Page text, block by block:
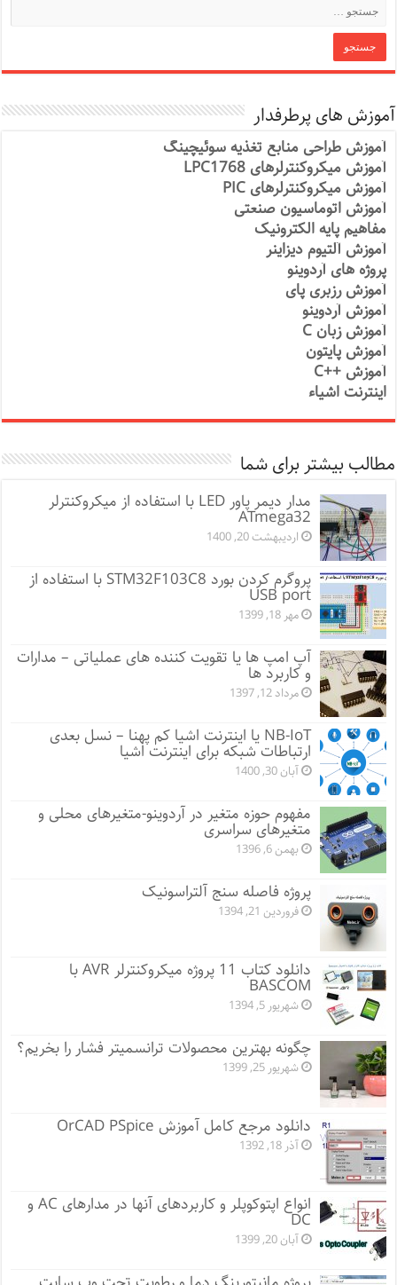
آموزش های پرطرفدار
آموزش طراحی منابع تغذیه سوئیچینگ
آموزش میکروکنترلرهای LPC1768
آموزش میکروکنترلرهای PIC
آموزش اتوماسیون صنعتی
مفاهیم پایه الکترونیک
آموزش آلتیوم دیزاینر
پروژه های آردوینو
آموزش رزبری پای
آموزش آردوینو
آموزش زبان C
آموزش پایتون
آموزش ++C
اینترنت اشیاء
مطالب بیشتر برای شما
مدار دیمر پاور LED با استفاده از میکروکنترلر
ATmega32
اردیبهشت 20, 1400
پروگرم کردن بورد STM32F103C8 با استفاده از
USB port
مهر 18, 1399
آپ امپ ها یا تقویت کننده های عملیاتی – مدارات
و کاربرد ها
مرداد 12, 1397
NB-IoT یا اینترنت اشیا کم پهنا – نسل بعدی
ارتباطات شبکه برای اینترنت اشیا
آبان 30, 1400
مفهوم حوزه متغیر در آردوینو-متغیرهای محلی و
متغیرهای سراسری
بهمن 6, 1396
پروژه فاصله سنج آلتراسونیک
فروردین 21, 1394
دانلود کتاب 11 پروژه میکروکنترلر AVR با
BASCOM
شهریور 5, 1394
چگونه بهترین محصولات ترانسمیتر فشار را بخریم؟
شهریور 25, 1399
دانلود مرجع کامل آموزش OrCAD PSpice
آذر 18, 1392
انواع اپتوکوپلر و کاربردهای آنها در مدارهای AC و
DC
آبان 20, 1399